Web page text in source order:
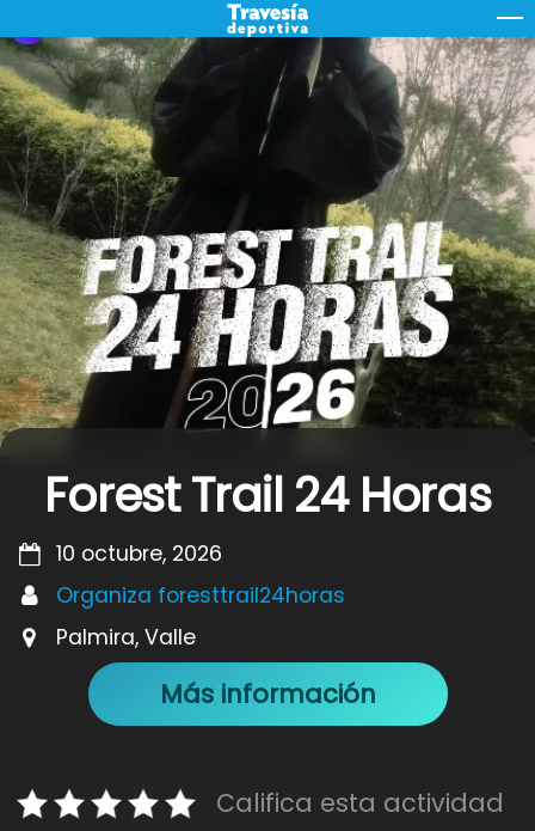
to
content
Forest Trail 24 Horas
10 octubre, 2026
Organiza foresttrail24horas
Palmira, Valle
Más información
Califica esta actividad